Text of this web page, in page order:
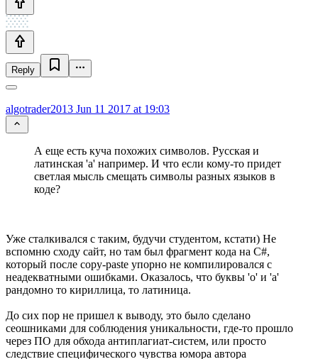
Reply
algotrader2013 Jun 11 2017 at 19:03
А еще есть куча похожих символов. Русская и
латинская 'a' например. И что если кому-то придет
светлая мысль смещать символы разных языков в
коде?
Уже сталкивался с таким, будучи студентом, кстати) Не
вспомню сходу сайт, но там был фрагмент кода на C#,
который после copy-paste упорно не компилировался с
неадекватными ошибками. Оказалось, что буквы 'о' и 'а'
рандомно то кириллица, то латиница.
До сих пор не пришел к выводу, это было сделано
сеошниками для соблюдения уникальности, где-то прошло
через ПО для обхода антиплагиат-систем, или просто
следствие специфического чувства юмора автора